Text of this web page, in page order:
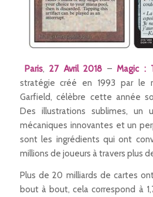
Paris,27 Avril 2018 –Magic :
stratégie créé en 1993 par le
Garfield, célèbre cette année
Des illustrations sublimes, un
mécaniques innovantes et un
sont les ingrédients qui ont
millions de joueurs à travers plus
Plus de 20 milliards de cartes
bout à bout, cela correspond à